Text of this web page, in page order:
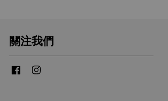
關注我們
Facebook